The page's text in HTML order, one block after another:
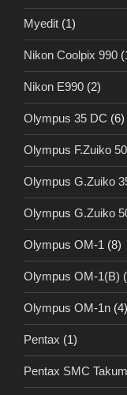
Myedit (1)
Nikon Coolpix 990
Nikon E990 (2)
Olympus 35 DC (6)
Olympus F.Zuiko
Olympus G.Zuiko
Olympus G.Zuiko
Olympus OM-1 (8)
Olympus OM-1(B)
Olympus OM-1n (4)
Pentax (1)
Pentax SMC